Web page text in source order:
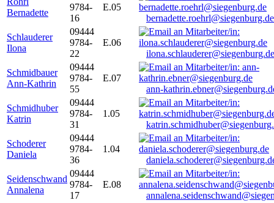
Bernadette
9784-
16
E.05
bernadette.roehrl@siegenburg.de
Schlauderer
Ilona
09444
9784-
22
E.06
ilona.schlauderer@siegenburg.de
Schmidbauer
Ann-Kathrin
09444
9784-
55
E.07
ann-
Schmidhuber
Katrin
09444
9784-
31
1.05
Schoderer
Daniela
09444
9784-
36
1.04
Seidenschwand
Annalena
09444
9784-
17
E.08